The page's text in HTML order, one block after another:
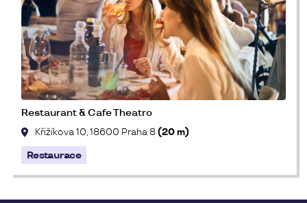
Restaurant & Cafe Theatro
Křižíkova 10, 18600 Praha 8(20 m)
Restaurace